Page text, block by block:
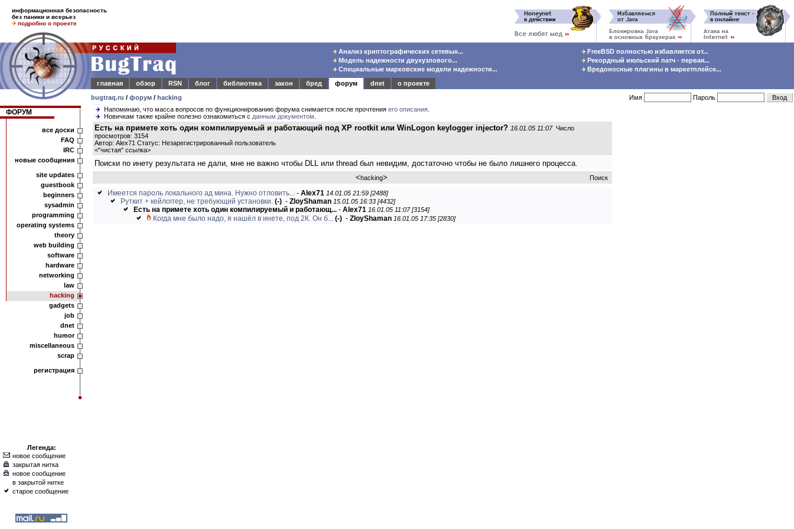
информационная безопасность
без паники и всерьез
подробно о проекте
Анализ криптографических сетевых...
Модель надежности двухузлового...
Специальные марковские модели надежности...
FreeBSD полностью избавляется от...
Рекордный июльский патч - первая...
Вредоносные плагины в маркетплейсе...
главная
обзор RSN блог библиотека закон бред форум dnet
о проекте
bugtraq.ru / форум / hacking Имя Пароль
ФОРУМ
все доски
FAQ
IRC
новые сообщения
site updates
guestbook
beginners
sysadmin
programming
operating systems
theory
web building
software
hardware
networking
law
hacking
gadgets
job
dnet
humor
miscellaneous
scrap
регистрация
Легенда:
новое сообщение
закрытая нитка
новое сообщение
в закрытой нитке
старое сообщение
Напоминаю, что масса вопросов по функционированию форума снимается после прочтения его описания
Новичкам также крайне полезно ознакомиться с данным документом
Eсть на примете хоть один компилируемый и работающий под XP rootkit или WinLogon keylogger injector? 16.01.05 11:07Число
просмотров: 3154
Автор: Alex71 Статус: Незарегистрированный пользователь
<"чистая" ссылка>
Поиски по инету результата не дали, мне не важно чтобы DLL или thread был невидим, достаточно чтобы не было лишнего процесса.
<hacking> Поиск
Имеется пароль локального ад мина. Нужно отловить... - Alex71 14.01.05 21:59 [2488]
Руткит + кейлоггер, не требующий установки. (-) - ZloyShaman 15.01.05 16:33 [4432]
Eсть на примете хоть один компилируемый и работающ... - Alex71 16.01.05 11:07 [3154]
Когда мне было надо, я нашёл в инете, под 2К. Он б... (-) - ZloyShaman 16.01.05 17:35 [2830]